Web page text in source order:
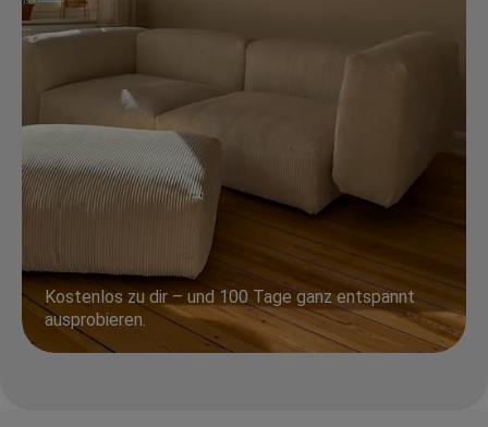
Kostenlos zu dir – und 100 Tage ganz entspannt
ausprobieren.